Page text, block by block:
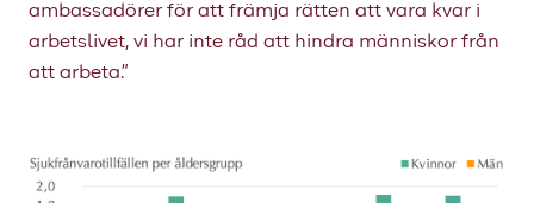
ambassadörer för att främja rätten att vara kvar i
arbetslivet, vi har inte råd att hindra människor från
att arbeta.”